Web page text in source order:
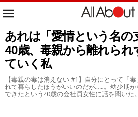
あれは「愛情という名の
40歳、毒親から離れられ
ていく私
【毒親の毒は消えない #1】自分にとって「
れて暮らしたほうがいいのだが……。幼少期か
できたという40歳の会社員女性に話を聞いた。